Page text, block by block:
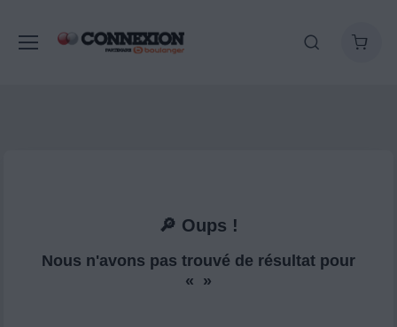
🔎 Oups !
Nous n'avons pas trouvé de résultat pour
« »